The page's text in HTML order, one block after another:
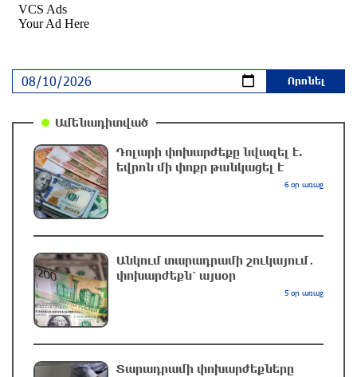
Հռոմի պապը կրկին կոչ է արել դադարեցնել
վրեժխնդրությունը․ զինված խումբը
12 ժամ առաջ
Ջրափրկարարները քաղաքացիներին անվնաս
մոտեցրել են ափ․ նրանց կյանքին վտանգ չի
սպառնում
12 ժամ առաջ
Իրանի գերագույն առաջնորդ Խամենեին
հանդիպել է Մասուդ Փեզեշքիանի հետ
Ամենադիտված
Դոլարի փոխարժեքը նվազել է.
եվրոն մի փոքր թանկացել է
6 օր առաջ
Անկում տարադրամի շուկայում․
փոխարժեքն՝ այսօր
5 օր առաջ
Տարադրամի փոխարժեքները